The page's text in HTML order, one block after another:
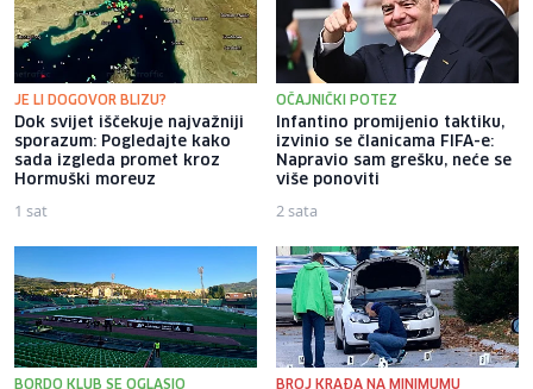
JE LI DOGOVOR BLIZU?
Dok svijet iščekuje najvažniji
sporazum: Pogledajte kako
sada izgleda promet kroz
Hormuški moreuz
1 sat
OČAJNIČKI POTEZ
Infantino promijenio taktiku,
izvinio se članicama FIFA-e:
Napravio sam grešku, neće se
više ponoviti
2 sata
BORDO KLUB SE OGLASIO BROJ KRAĐA NA MINIMUMU